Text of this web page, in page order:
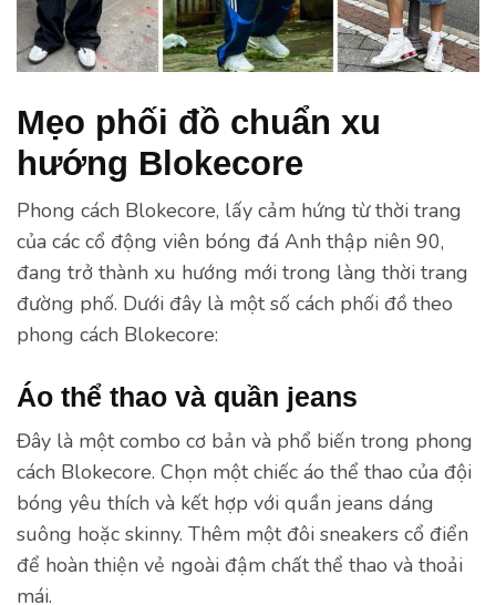
Mẹo phối đồ chuẩn xu
hướng Blokecore
Phong cách Blokecore, lấy cảm hứng từ thời trang
của các cổ động viên bóng đá Anh thập niên 90,
đang trở thành xu hướng mới trong làng thời trang
đường phố. Dưới đây là một số cách phối đồ theo
phong cách Blokecore:
Áo thể thao và quần jeans
Đây là một combo cơ bản và phổ biến trong phong
cách Blokecore. Chọn một chiếc áo thể thao của đội
bóng yêu thích và kết hợp với quần jeans dáng
suông hoặc skinny. Thêm một đôi sneakers cổ điển
để hoàn thiện vẻ ngoài đậm chất thể thao và thoải
mái.